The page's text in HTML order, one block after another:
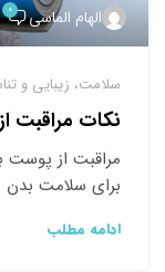
الهام الماسی ۰
ﺳﻼﻣﺖ، زﯾﺒﺎﯾﯽ و
نکات مراقبت
مراقبت از پوست
برای سلامت بدن
ادامه مطلب